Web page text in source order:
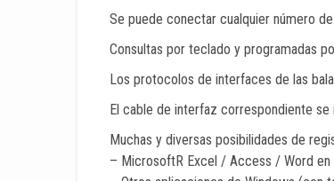
Se puede conectar cualquier número
Consultas por teclado y programadas
Los protocolos de interfaces de las
El cable de interfaz correspondiente se
Muchas y diversas posibilidades de
– MicrosoftR Excel / Access / Word en